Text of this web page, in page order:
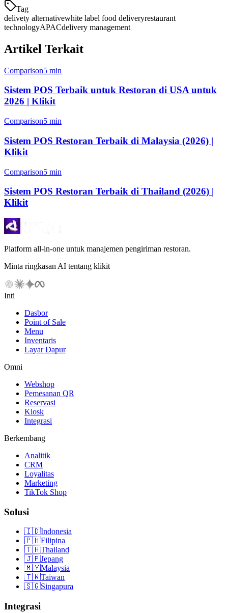
Tag
delivety alternativewhite label food deliveryrestaurant
technologyAPACdelivery management
Artikel Terkait
Comparison5 min
Sistem POS Terbaik untuk Restoran di USA untuk
2026 | Klikit
Comparison5 min
Sistem POS Restoran Terbaik di Malaysia (2026) |
Klikit
Comparison5 min
Sistem POS Restoran Terbaik di Thailand (2026) |
Klikit
Platform all-in-one untuk manajemen pengiriman restoran.
Minta ringkasan AI tentang klikit
Inti
Dasbor
Point of Sale
Menu
Inventaris
Layar Dapur
Omni
Webshop
Pemesanan QR
Reservasi
Kiosk
Integrasi
Berkembang
Analitik
CRM
Loyalitas
Marketing
TikTok Shop
Solusi
🇮🇩Indonesia
🇵🇭Filipina
🇹🇭Thailand
🇯🇵Jepang
🇲🇾Malaysia
🇹🇼Taiwan
🇸🇬Singapura
Integrasi